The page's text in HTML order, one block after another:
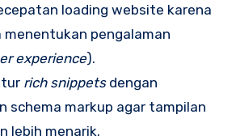
loading website karena
pengalaman
experience).
rich snippetsdengan
schema markup agar tampilan
lebih menarik.